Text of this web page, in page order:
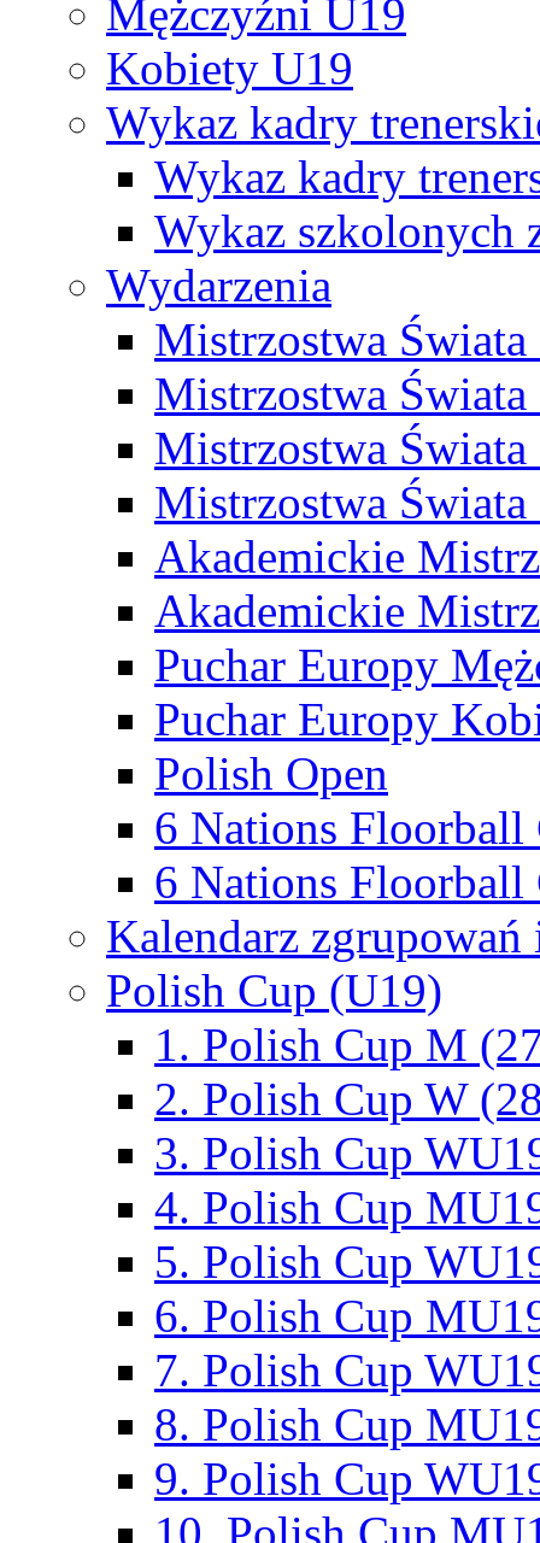
Mężczyźni U19
Kobiety U19
Wykaz kadry
Wykaz kadry
Wykaz szkolonych
Wydarzenia
Mistrzostwa
Mistrzostwa
Mistrzostwa
Mistrzostwa
Akademickie
Akademickie
Puchar Europy
Puchar Europy
Polish Open
6 Nations Floorball
6 Nations Floorball
Kalendarz
Polish Cup (U19)
1. Polish Cup M
2. Polish Cup W
3. Polish Cup
4. Polish Cup
5. Polish Cup
6. Polish Cup
7. Polish Cup
8. Polish Cup
9. Polish Cup
10. Polish Cup